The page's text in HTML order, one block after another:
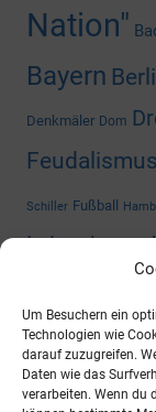
Um Besuchern ein
Technologien wie
darauf zuzugreifen.
Daten wie das
verarbeiten. Wenn du
Nation"
Bayern
Denkmäler Dom
Feudalismus
Schiller Fußball
Westfalen
Sachsen-Anhalt